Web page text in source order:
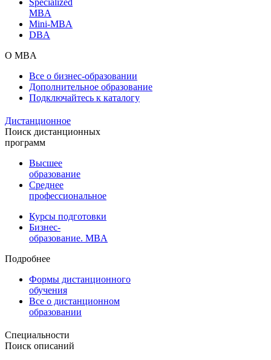
MBA
Mini-MBA
DBA
О MBA
Все о бизнес-образовании
Дополнительное образование
Подключайтесь к каталогу
Дистанционное
Поиск дистанционных
программ
Высшее
образование
Среднее
профессиональное
Курсы подготовки
Бизнес-
образование. MBA
Подробнее
Формы дистанционного
обучения
Все о дистанционном
образовании
Специальности
Поиск описаний